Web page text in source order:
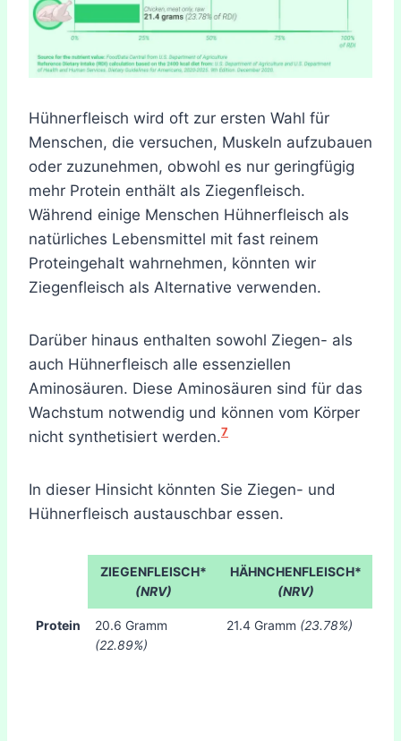
Hühnerfleisch wird oft zur ersten Wahl für
Menschen, die versuchen, Muskeln aufzubauen
oder zuzunehmen, obwohl es nur geringfügig
mehr Protein enthält als Ziegenfleisch.
Während einige Menschen Hühnerfleisch als
natürliches Lebensmittel mit fast reinem
Proteingehalt wahrnehmen, könnten wir
Ziegenfleisch als Alternative verwenden.
Darüber hinaus enthalten sowohl Ziegen- als
auch Hühnerfleisch alle essenziellen
Aminosäuren. Diese Aminosäuren sind für das
Wachstum notwendig und können vom Körper
nicht synthetisiert werden.7
In dieser Hinsicht könnten Sie Ziegen- und
Hühnerfleisch austauschbar essen.
ZIEGENFLEISCH*
(NRV)
HÄHNCHENFLEISCH*
(NRV)
Protein
20.6 Gramm
(22.89%)
21.4 Gramm (23.78%)